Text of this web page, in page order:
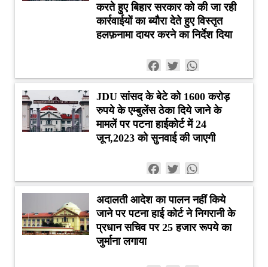
करते हुए बिहार सरकार को की जा रही
कार्रवाईयों का ब्यौरा देते हुए विस्तृत
हलफ़नामा दायर करने का निर्देश दिया
Facebook
Twitter
JDU सांसद के बेटे को 1600 करोड़
रुपये के एम्बुलेंस ठेका दिये जाने के
मामलें पर पटना हाईकोर्ट में 24
जून,2023 को सुनवाई की जाएगी
Facebook
Twitter
अदालती आदेश का पालन नहीं किये
जाने पर पटना हाई कोर्ट ने निगरानी के
प्रधान सचिव पर 25 हजार रूपये का
जुर्माना लगाया